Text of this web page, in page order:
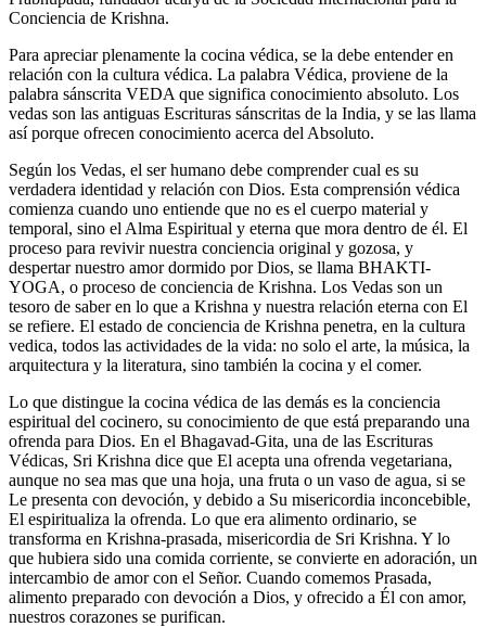
Conciencia de Krishna.
Para apreciar plenamente la cocina védica, se la debe entender en
relación con la cultura védica. La palabra Védica, proviene de la
palabra sánscrita VEDA que significa conocimiento absoluto. Los
vedas son las antiguas Escrituras sánscritas de la India, y se las llama
así porque ofrecen conocimiento acerca del Absoluto.
Según los Vedas, el ser humano debe comprender cual es su
verdadera identidad y relación con Dios. Esta comprensión védica
comienza cuando uno entiende que no es el cuerpo material y
temporal, sino el Alma Espiritual y eterna que mora dentro de él. El
proceso para revivir nuestra conciencia original y gozosa, y
despertar nuestro amor dormido por Dios, se llama BHAKTI-
YOGA, o proceso de conciencia de Krishna. Los Vedas son un
tesoro de saber en lo que a Krishna y nuestra relación eterna con El
se refiere. El estado de conciencia de Krishna penetra, en la cultura
vedica, todos las actividades de la vida: no solo el arte, la música, la
arquitectura y la literatura, sino también la cocina y el comer.
Lo que distingue la cocina védica de las demás es la conciencia
espiritual del cocinero, su conocimiento de que está preparando una
ofrenda para Dios. En el Bhagavad-Gita, una de las Escrituras
Védicas, Sri Krishna dice que El acepta una ofrenda vegetariana,
aunque no sea mas que una hoja, una fruta o un vaso de agua, si se
Le presenta con devoción, y debido a Su misericordia inconcebible,
El espiritualiza la ofrenda. Lo que era alimento ordinario, se
transforma en Krishna-prasada, misericordia de Sri Krishna. Y lo
que hubiera sido una comida corriente, se convierte en adoración, un
intercambio de amor con el Señor. Cuando comemos Prasada,
alimento preparado con devoción a Dios, y ofrecido a Él con amor,
nuestros corazones se purifican.